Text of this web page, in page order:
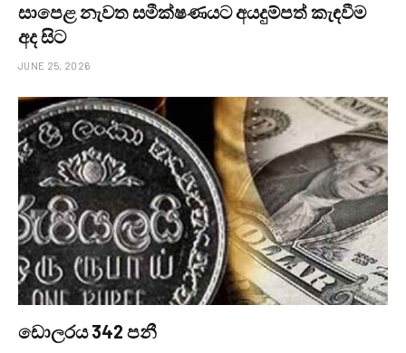
සාපෙළ නැවත සමීක්ෂණයට අයදුම්පත් කැඳවීම
අද සිට
JUNE 25, 2026
ඩොලරය 342 පනී